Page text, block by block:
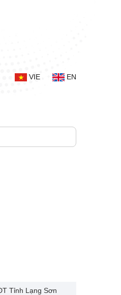
VIE EN
Tỉnh Lạng Sơn